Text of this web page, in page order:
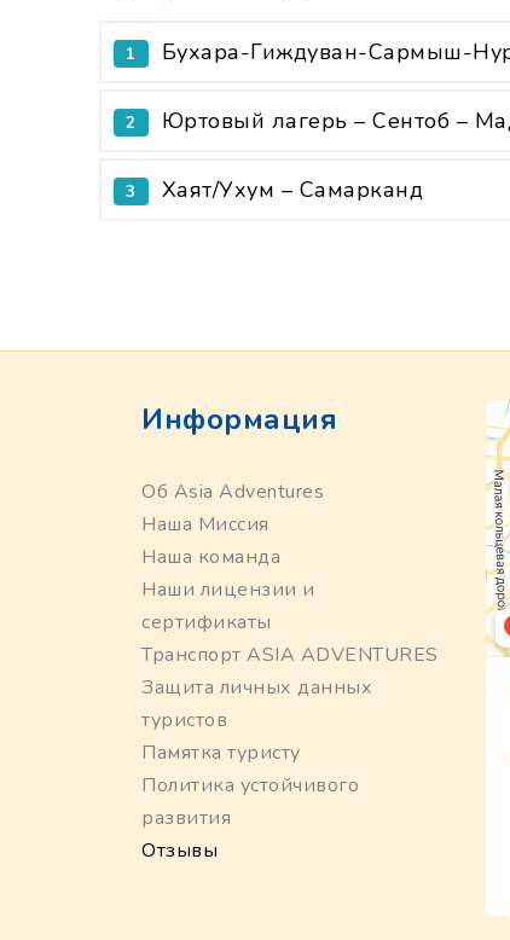
1 Бухара-Гиждуван-Сармыш-
2 Юртовый лагерь – Сентоб –
3 Хаят/Ухум – Самарканд
Информация
Об Asia Adventures
Наша Миссия
Наша команда
Наши лицензии и
сертификаты
Транспорт ASIA ADVENTURES
Защита личных данных
туристов
Памятка туристу
Политика устойчивого
развития
Отзывы